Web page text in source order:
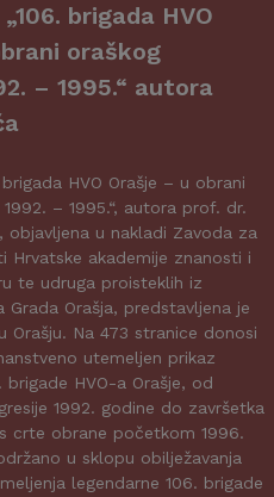
brigada HVO
oraškog
– 1995.“ autora
HVO Orašje – u obrani
– 1995.“, autora prof. dr.
objavljena u nakladi Zavoda za
Hrvatske akademije znanosti i
te udruga proisteklih iz
Grada Orašja, predstavljena je
Orašju. Na 473 stranice donosi
utemeljen prikaz
HVO-a Orašje, od
1992. godine do završetka
crte obrane početkom 1996.
u sklopu obilježavanja
legendarne 106. brigade